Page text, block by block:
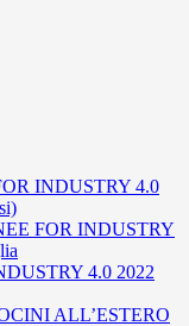
INDUSTRY 4.0
FOR INDUSTRY
4.0 2022
ALL’ESTERO